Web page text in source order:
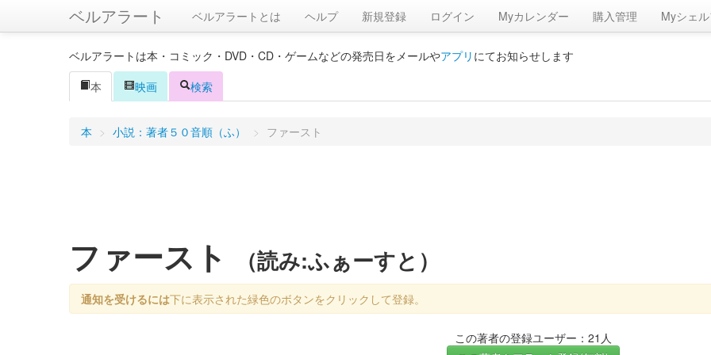
ベルアラート ベルアラートとは ヘルプ 新規登録 ログイン Myカレンダー 購入管理 Myシェル
ベルアラートは本・コミック・DVD・CD・ゲームなどの発売日をメールやアプリ にてお知らせします
本
映画 検索
本 > 小説：著者５０音順（ふ） > ファースト
ファースト （読み:ふぁーすと）
通知を受けるには下に表示された緑色のボタンをクリックして登録。
この著者の登録ユーザー：21人